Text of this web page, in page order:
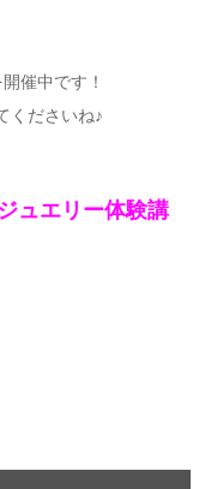
開催中です！
くださいね♪
ュエリー体験講